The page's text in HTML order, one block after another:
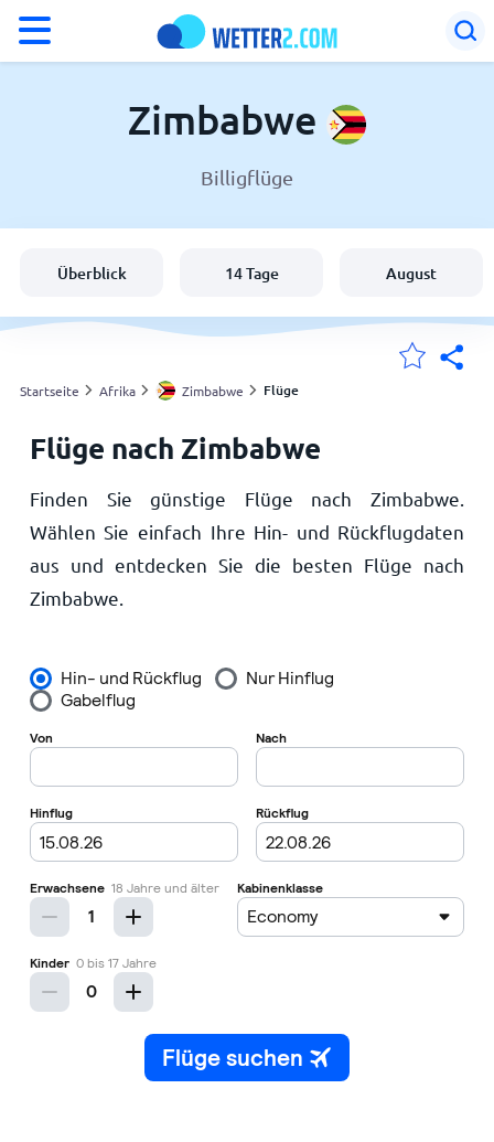
Schweiz
Deutschland
Meine Standorte
Startseite
Zimbabwe
Billigflüge
Überblick 14 Tage August
Startseite Afrika Zimbabwe Flüge
Flüge nach Zimbabwe
Finden Sie günstige Flüge nach Zimbabwe.
Wählen Sie einfach Ihre Hin- und Rückflugdaten
aus und entdecken Sie die besten Flüge nach
Zimbabwe.